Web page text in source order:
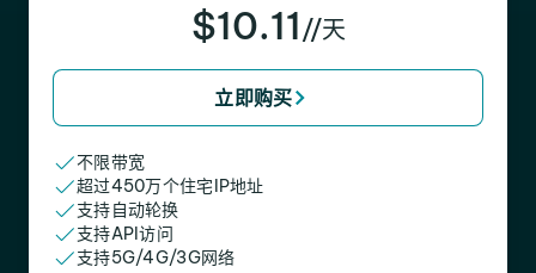
$10.11 //天
立即购买
不限带宽
超过450万个住宅IP地址
支持自动轮换
支持API访问
支持5G/4G/3G网络